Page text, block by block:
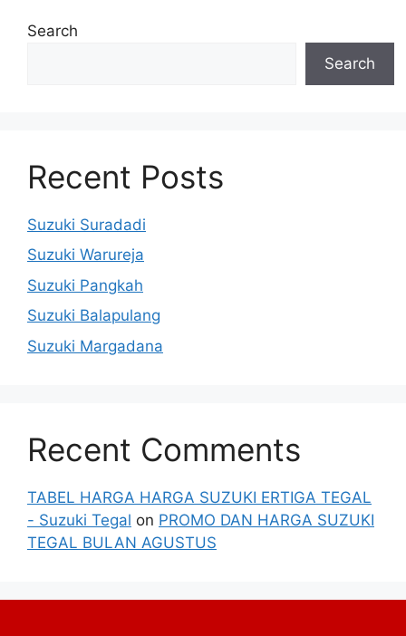
Search
Search
Recent Posts
Suzuki Suradadi
Suzuki Warureja
Suzuki Pangkah
Suzuki Balapulang
Suzuki Margadana
Recent Comments
TABEL HARGA HARGA SUZUKI ERTIGA TEGAL
- Suzuki Tegal on PROMO DAN HARGA SUZUKI
TEGAL BULAN AGUSTUS